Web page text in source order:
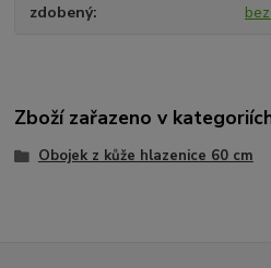
zdobený
Zboží zařazeno v
Obojek z kůže hlazenice 60 cm